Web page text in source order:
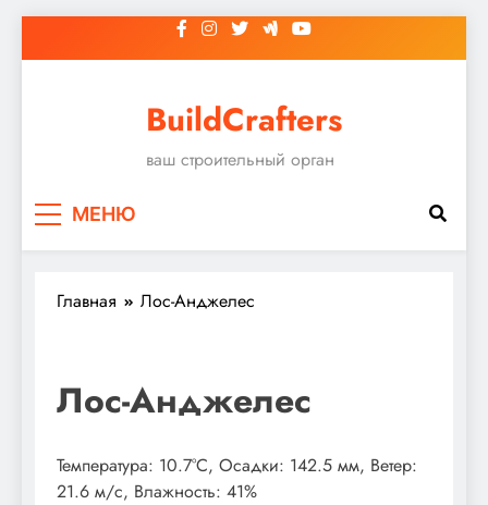
к
BuildCrafters
ваш строительный орган
МЕНЮ
Главная Лос-Анджелес
Лос-Анджелес
Температура: 10.7°C, Осадки: 142.5 мм, Ветер:
21.6 м/с, Влажность: 41%